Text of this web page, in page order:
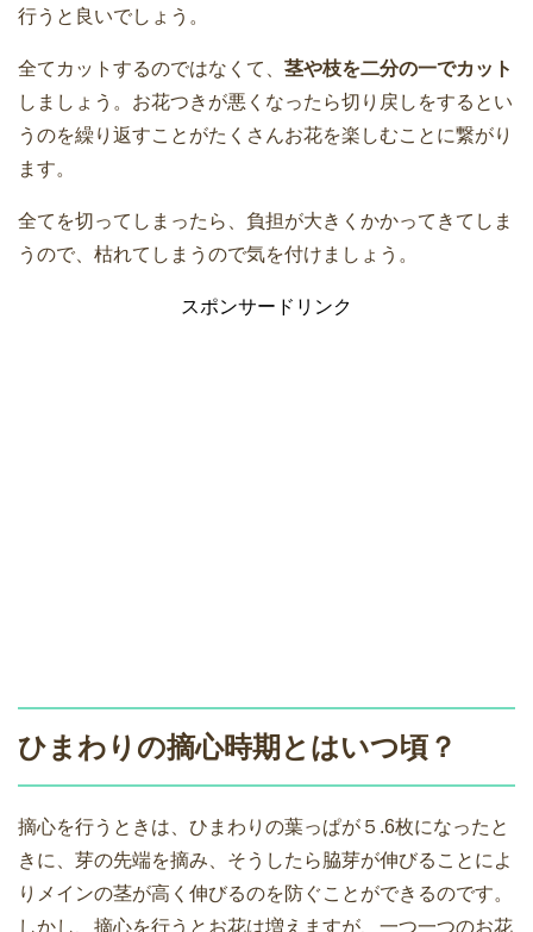
行うと良いでしょう。
全てカットするのではなくて、 茎や枝を二分の一でカット
しましょう。お花つきが悪くなったら切り戻しをするとい
うのを繰り返すことがたくさんお花を楽しむことに繋がり
ます。
全てを切ってしまったら、負担が大きくかかってきてしま
うので、枯れてしまうので気を付けましょう。
スポンサードリンク
ひまわりの摘心時期とはいつ頃？
摘心を行うときは、ひまわりの葉っぱが５.6枚になったと
きに、芽の先端を摘み、そうしたら脇芽が伸びることによ
りメインの茎が高く伸びるのを防ぐことができるのです。
しかし、摘心を行うとお花は増えますが、一つ一つのお花